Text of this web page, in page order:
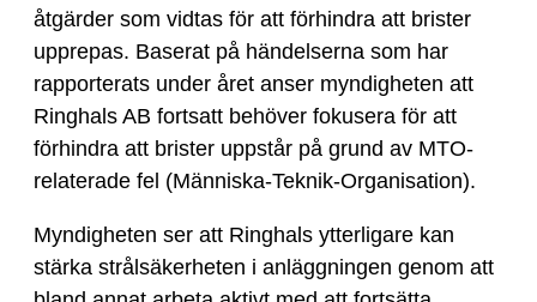
åtgärder som vidtas för att förhindra att brister
upprepas. Baserat på händelserna som har
rapporterats under året anser myndigheten att
Ringhals AB fortsatt behöver fokusera för att
förhindra att brister uppstår på grund av MTO-
relaterade fel (Människa-Teknik-Organisation).
Myndigheten ser att Ringhals ytterligare kan
stärka strålsäkerheten i anläggningen genom att